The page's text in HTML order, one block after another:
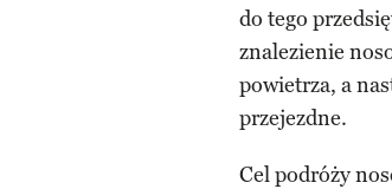
do tego
znalezienie
powietrza, a
przejezdne.
Cel podróży